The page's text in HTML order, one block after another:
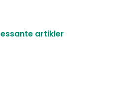
artikler